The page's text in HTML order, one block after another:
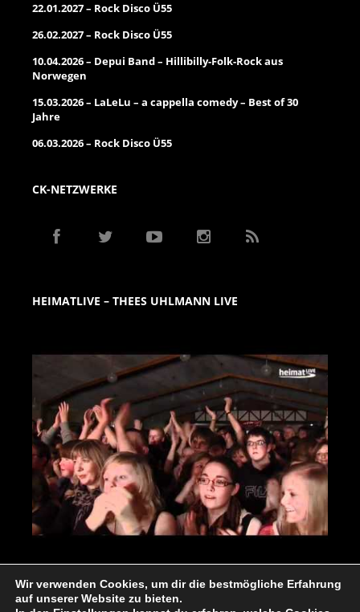
22.01.2027 – Rock Disco Ü55
26.02.2027 – Rock Disco Ü55
10.04.2026 – Depui Band – Hillibilly-Folk-Rock aus
Norwegen
15.03.2026 – LaLeLu – a cappella comedy – Best of 30
Jahre
06.03.2026 – Rock Disco Ü55
CK-NETZWERKE
HEIMATLIVE – THEES UHLMANN LIVE
Wir verwenden Cookies, um dir die bestmögliche Erfahrung
auf unserer Website zu bieten.